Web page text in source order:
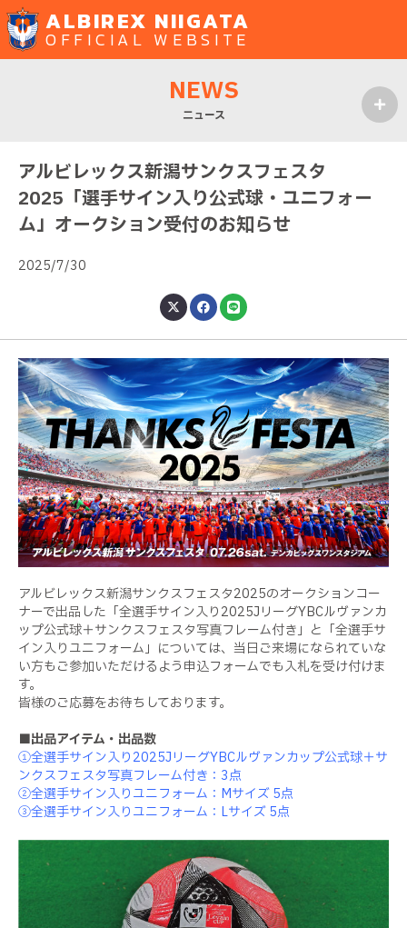
ALBIREX NIIGATA
OFFICIAL WEBSITE
NEWS
ニュース
アルビレックス新潟サンクスフェスタ
2025「選手サイン入り公式球・ユニフォー
ム」オークション受付のお知らせ
2025/7/30
アルビレックス新潟サンクスフェスタ2025のオークションコー
ナーで出品した「全選手サイン入り2025JリーグYBCルヴァンカ
ップ公式球＋サンクスフェスタ写真フレーム付き」と「全選手サ
イン入りユニフォーム」については、当日ご来場になられていな
い方もご参加いただけるよう申込フォームでも入札を受け付けま
す。
皆様のご応募をお待ちしております。
■出品アイテム・出品数
①全選手サイン入り2025JリーグYBCルヴァンカップ公式球＋サ
ンクスフェスタ写真フレーム付き：3点
②全選手サイン入りユニフォーム：Mサイズ 5点
③全選手サイン入りユニフォーム：Lサイズ 5点